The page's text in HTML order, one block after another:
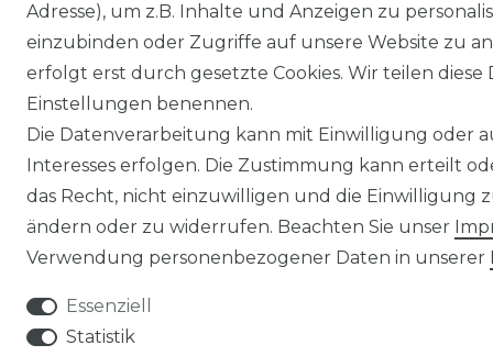
Adresse), um z.B. Inhalte und Anzeigen zu
einzubinden oder Zugriffe auf unsere Website zu
erfolgt erst durch gesetzte Cookies. Wir teilen
Einstellungen benennen.
Die Datenverarbeitung kann mit Einwilligung oder
Interesses erfolgen. Die Zustimmung kann erteilt
das Recht, nicht einzuwilligen und die Einwilligung
ändern oder zu widerrufen. Beachten Sie unser
Verwendung personenbezogener Daten in unserer
Essenziell
Statistik